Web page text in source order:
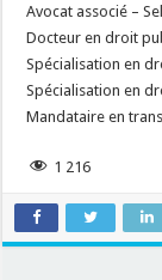
Avocat associé –
Docteur en droit
Spécialisation en
Spécialisation en
Mandataire en
1 216